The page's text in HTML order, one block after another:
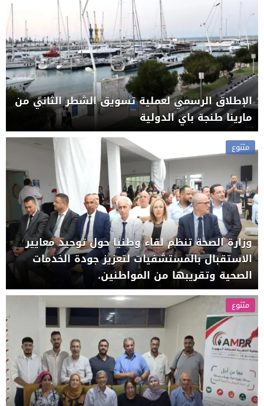
الإطلاق الرسمي لعملية تسويق الشطر الثاني من
مارينا طنجة باي الدولية
متنوع
وزارة الصحة تنظم لقاء وطنيا حول توحيد معايير
الاستقبال بالمستشفيات لتعزيز جودة الخدمات
الصحية وتقريبها من المواطنين.
متنوع